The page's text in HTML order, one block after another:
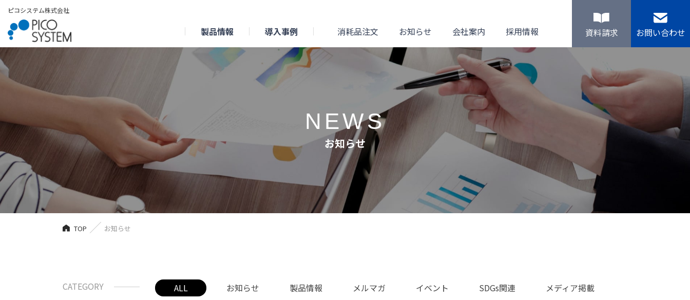
ピコシステム株式会社
製品情報 導入事例 消耗品注文 お知らせ 会社案内 採用情報 資料請求 お問い合わせ
NEWS
お知らせ
TOP お知らせ
CATEGORY ALL お知らせ 製品情報 メルマガ イベント SDGs関連 メディア掲載